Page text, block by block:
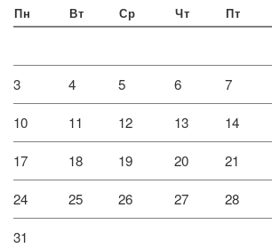
Пн Вт Ср Чт Пт
3 4 5 6 7
10 11 12 13 14
17 18 19 20 21
24 25 26 27 28
31